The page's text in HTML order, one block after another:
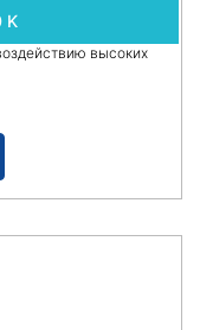
K
высоких